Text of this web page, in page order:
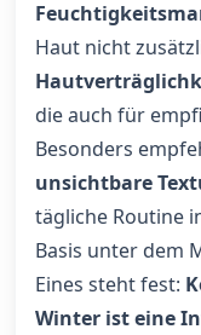
Haut nicht
die auch für
Besonders
unsichtbare
tägliche Routine
Basis unter dem
Eines steht fest:
Winter ist eine